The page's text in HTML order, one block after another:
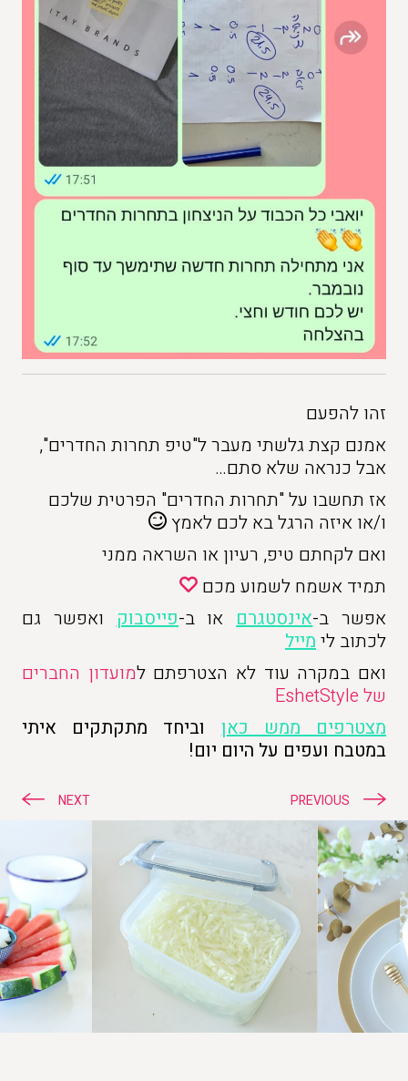
זהו להפעם
אמנם קצת גלשתי מעבר ל"טיפ תחרות החדרים",
אבל כנראה שלא סתם…
אז תחשבו על "תחרות החדרים" הפרטית שלכם
ו/או איזה הרגל בא לכם לאמץ
ואם לקחתם טיפ, רעיון או השראה ממני
תמיד אשמח לשמוע מכם
אפשר ב-אינסטגרם או ב-פייסבוק ואפשר גם
לכתוב לי מייל
ואם במקרה עוד לא הצטרפתם למועדון החברים
של EshetStyle
מצטרפים ממש כאן
וביחד מתקתקים איתי
במטבח ועפים על היום יום!
ניווטPREVIOUS
NEXT